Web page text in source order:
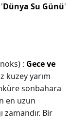
Dünya Su Günü'
: Gece ve
kuzey yarım
sonbahara
en uzun
zamandır. Bir